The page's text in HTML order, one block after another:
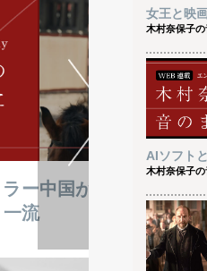
ー
流
中国が放つ先進的ヒ
女王と映
木村奈保子
AIソフト
木村奈保子